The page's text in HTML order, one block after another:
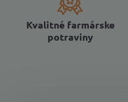
Kvalitné farmárske
potraviny